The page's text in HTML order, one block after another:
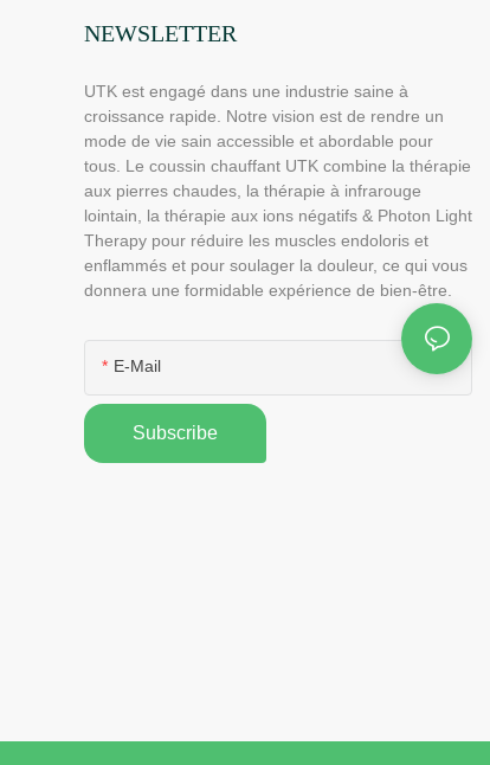
NEWSLETTER
UTK est engagé dans une industrie saine à
croissance rapide. Notre vision est de rendre un
mode de vie sain accessible et abordable pour
tous. Le coussin chauffant UTK combine la thérapie
aux pierres chaudes, la thérapie à infrarouge
lointain, la thérapie aux ions négatifs & Photon Light
Therapy pour réduire les muscles endoloris et
enflammés et pour soulager la douleur, ce qui vous
donnera une formidable expérience de bien-être.
E-Mail
Subscribe